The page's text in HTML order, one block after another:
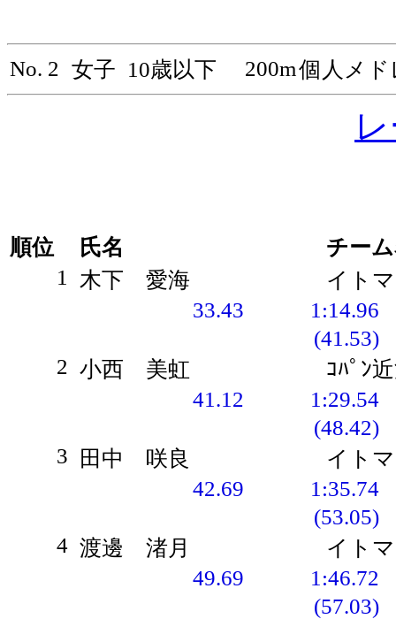
No. 2 女子 10歳以下 200m個人メド
順位 氏名
チー
1
木下 愛海
イト
33.43
1:14.96
(41.53)
2 小西 美虹
ｺﾊﾟﾝ
41.12
1:29.54
(48.42)
3
田中 咲良
イト
42.69
1:35.74
(53.05)
4 渡邊 渚月
イト
49.69
1:46.72
(57.03)